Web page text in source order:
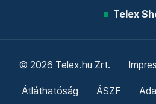
Telex
© 2026 Telex.hu Zrt.
Átláthatóság ÁSZF